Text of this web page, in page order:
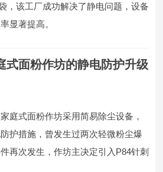
，该工厂成功解决了静电问题，设备
显著提高。
式面粉作坊的静电防护升级
庭式面粉作坊采用简易除尘设备，
护措施，曾发生过两次轻微粉尘爆
再次发生，作坊主决定引入P84针刺